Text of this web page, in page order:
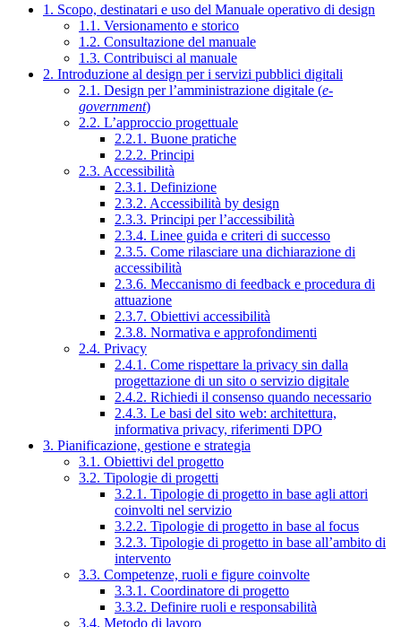
1. Scopo, destinatari e uso del Manuale operativo di design
1.1. Versionamento e storico
1.2. Consultazione del manuale
1.3. Contribuisci al manuale
2. Introduzione al design per i servizi pubblici digitali
2.1. Design per l’amministrazione digitale (e-
government)
2.2. L’approccio progettuale
2.2.1. Buone pratiche
2.2.2. Principi
2.3. Accessibilità
2.3.1. Definizione
2.3.2. Accessibilità by design
2.3.3. Principi per l’accessibilità
2.3.4. Linee guida e criteri di successo
2.3.5. Come rilasciare una dichiarazione di
accessibilità
2.3.6. Meccanismo di feedback e procedura di
attuazione
2.3.7. Obiettivi accessibilità
2.3.8. Normativa e approfondimenti
2.4. Privacy
2.4.1. Come rispettare la privacy sin dalla
progettazione di un sito o servizio digitale
2.4.2. Richiedi il consenso quando necessario
2.4.3. Le basi del sito web: architettura,
informativa privacy, riferimenti DPO
3. Pianificazione, gestione e strategia
3.1. Obiettivi del progetto
3.2. Tipologie di progetti
3.2.1. Tipologie di progetto in base agli attori
coinvolti nel servizio
3.2.2. Tipologie di progetto in base al focus
3.2.3. Tipologie di progetto in base all’ambito di
intervento
3.3. Competenze, ruoli e figure coinvolte
3.3.1. Coordinatore di progetto
3.3.2. Definire ruoli e responsabilità
3.4. Metodo di lavoro